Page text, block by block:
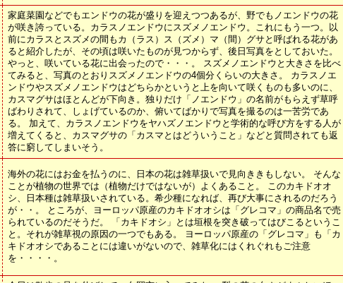
家庭菜園などでもエンドウの花が盛りを迎えつつあるが、野でもノエンドウの花
が咲き誇っている。カラスノエンドウにスズメノエンドウ。これにもう一つ。以
前にカラスとスズメの間もカ（ラス）ス（ズメ）マ（間）グサと呼ばれる花があ
ると紹介したが、その頃は咲いたものが見つからず、後日写真をとしておいた。
やっと、咲いている花に出会ったので・・・。 スズメノエンドウと大きさを比べ
てみると、写真のとおりスズメノエンドウの4個分くらいの大きさ。 カラスノエ
ンドウやスズメノエンドウはどちらかというと上を向いて咲くものも多いのに、
カスマグサはほとんどが下向き。独りだけ「ノエンドウ」の名前がもらえず草呼
ばわりされて、しょげているのか、俯いてばかりで写真を撮るのは一苦労であ
る。 加えて、カラスノエンドウをヤハズノエンドウと学術的な呼び方をする人が
増えてくると、カスマグサの「カスマとはどういうこと」などと質問されても返
答に窮してしまいそう。
海外の花にはお金を払うのに、日本の花は雑草扱いで見向ききもしない。 そんな
ことが植物の世界では（植物だけではないが）よくあること。 このカキドオオ
シ、日本種は雑草扱いされている。希少種になれば、再び大事にされるのだろう
が・・。 ところが、ヨーロッパ原産のカキドオオシは「グレコマ」の商品名で売
られているのだそうだ。 「カキドオシ」とは垣根を突き破ってはびこるというこ
と。それが雑草視の原因の一つでもある。 ヨーロッパ原産の「グレコマ」も「カ
キドオオシであることには違いがないので、雑草化にはくれぐれもご注意
を・・・・。